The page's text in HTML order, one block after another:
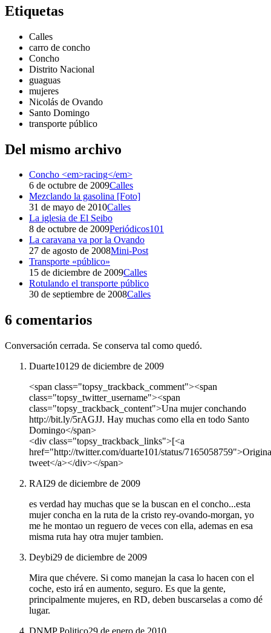
Etiquetas
Calles
carro de concho
Concho
Distrito Nacional
guaguas
mujeres
Nicolás de Ovando
Santo Domingo
transporte público
Del mismo archivo
Concho <em>racing</em>
6 de octubre de 2009Calles
Mezclando la gasolina [Foto]
31 de mayo de 2010Calles
La iglesia de El Seibo
8 de octubre de 2009Periódicos101
La caravana va por la Ovando
27 de agosto de 2008Mini-Post
Transporte «público»
15 de diciembre de 2009Calles
Rotulando el transporte público
30 de septiembre de 2008Calles
6 comentarios
Conversación cerrada. Se conserva tal como quedó.
Duarte101 29 de diciembre de 2009
<span class="topsy_trackback_comment"><span
class="topsy_twitter_username"><span
class="topsy_trackback_content">Una mujer conchando
http://bit.ly/5rAGJJ. Hay muchas como ella en todo Santo
Domingo</span>
<div class="topsy_trackback_links">[<a
href="http://twitter.com/duarte101/status/
tweet</a></div></span>
RAI29 de diciembre de 2009
es verdad hay muchas que se la buscan en el concho...esta
mujer concha en la ruta de la cristo rey-ovando-morgan, yo
me he montao un reguero de veces con ella, ademas en esa
misma ruta hay otra mujer tambien.
Deybi29 de diciembre de 2009
Mira que chévere. Si como manejan la casa lo hacen con el
coche, esto irá en aumento, seguro. Es que la gente,
principalmente mujeres, en RD, deben buscarselas a como dé
lugar.